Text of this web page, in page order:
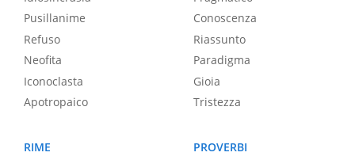
Pusillanime
Refuso
Neofita
Iconoclasta
Apotropaico
Conoscenza
Riassunto
Paradigma
Gioia
Tristezza
RIME
PROVERBI